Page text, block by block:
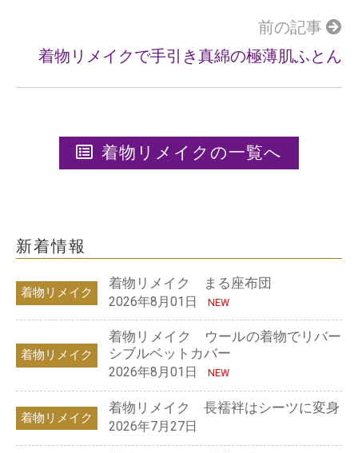
前の記事
着物リメイクで手引き真綿の極薄肌ふとん
着物リメイクの一覧へ
新着情報
着物リメイク
着物リメイク まる座布団
2026年8月01日
NEW
着物リメイク
着物リメイク ウールの着物でリバー
シブルベットカバー
2026年8月01日
NEW
着物リメイク
着物リメイク 長襦袢はシーツに変身
2026年7月27日